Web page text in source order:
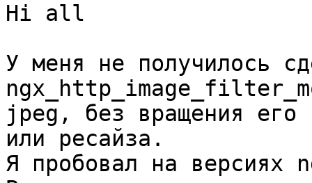
Hi all
У меня не получилось
jpeg, без вращения его
или ресайза.
Я пробовал на